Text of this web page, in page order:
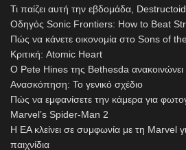
Τι παίζει αυτή την εβδομάδα,
Οδηγός Sonic Frontiers: How to Beat
Πώς να κάνετε οικονομία στο Sons of
Κριτική: Atomic Heart
Ο Pete Hines της Bethesda ανακοινώνει
Ανασκόπηση: Το γενικό σχέδιο
Πώς να εμφανίσετε την κάμερα για
Marvel’s Spider-Man 2
Η EA κλείνει σε συμφωνία με τη Marvel
παιχνίδια